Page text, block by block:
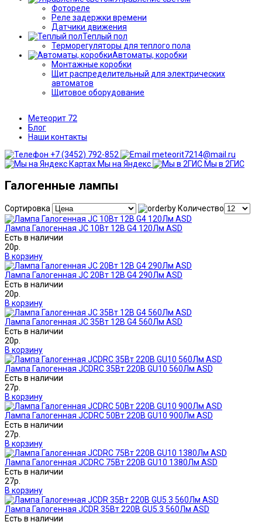
Фотореле
Реле задержки времени
Датчики движения
Теплый пол
Терморегуляторы для теплого пола
Автоматы, коробки
Монтажные коробки
Щит распределительный для электрических
автоматов
Щитовое оборудование
Метеорит 72
Блог
Наши контакты
+7 (3452) 792-852
meteorit7214@mail.ru
Мы на Яндекс
Мы в 2ГИС
Галогенные лампы
Сортировка Количество
Лампа Галогенная JC 10Вт 12В G4 120Лм ASD
Есть в наличии
20р.
В корзину
Лампа Галогенная JC 20Вт 12В G4 290Лм ASD
Есть в наличии
20р.
В корзину
Лампа Галогенная JC 35Вт 12В G4 560Лм ASD
Есть в наличии
20р.
В корзину
Лампа Галогенная JCDRC 35Вт 220В GU10 560Лм ASD
Есть в наличии
27р.
В корзину
Лампа Галогенная JCDRC 50Вт 220В GU10 900Лм ASD
Есть в наличии
27р.
В корзину
Лампа Галогенная JCDRC 75Вт 220В GU10 1380Лм ASD
Есть в наличии
27р.
В корзину
Лампа Галогенная JCDR 35Вт 220В GU5.3 560Лм ASD
Есть в наличии